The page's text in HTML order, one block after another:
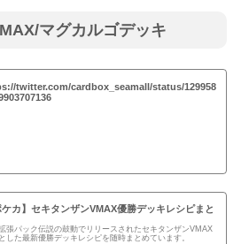
マグカルゴデッキ
twitter.com/cardbox_seamall/status/129958
ケカ】セキタンザンVMAX優勝デッキレシピまと
張パック伝説の鼓動でリリースされたセキタンザンVMAX
した最新優勝デッキレシピを随時まとめています。